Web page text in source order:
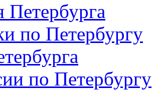
Петербурга
по Петербургу
по Петербургу